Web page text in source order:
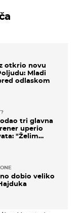
otkrio novu
Mladi
odlaskom
tri glavna
uperio
"Želim
dobio veliko